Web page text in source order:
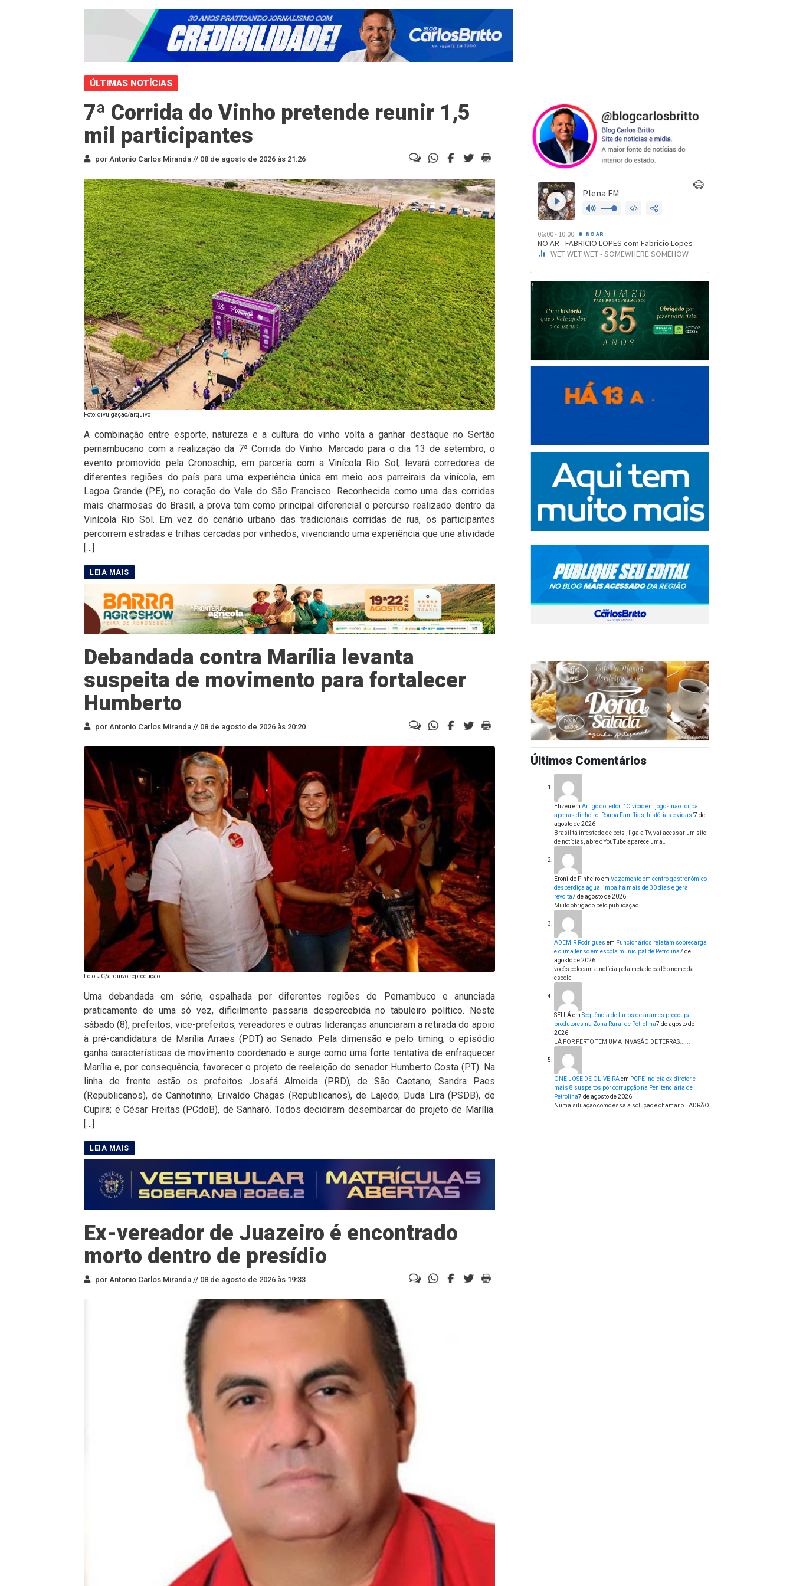
ÚLTIMAS NOTÍCIAS
7ª Corrida do Vinho pretende reunir 1,5
mil participantes
por Antonio Carlos Miranda // 08 de agosto de 2026 às 21:26
Foto: divulgação/arquivo
A combinação entre esporte, natureza e a cultura do vinho volta a ganhar destaque no Sertão
pernambucano com a realização da 7ª Corrida do Vinho. Marcado para o dia 13 de setembro, o
evento promovido pela Cronoschip, em parceria com a Vinícola Rio Sol, levará corredores de
diferentes regiões do país para uma experiência única em meio aos parreirais da vinícola, em
Lagoa Grande (PE), no coração do Vale do São Francisco. Reconhecida como uma das corridas
mais charmosas do Brasil, a prova tem como principal diferencial o percurso realizado dentro da
Vinícola Rio Sol. Em vez do cenário urbano das tradicionais corridas de rua, os participantes
percorrem estradas e trilhas cercadas por vinhedos, vivenciando uma experiência que une atividade
[…]
Debandada contra Marília levanta
suspeita de movimento para fortalecer
Humberto
por Antonio Carlos Miranda // 08 de agosto de 2026 às 20:20
Foto: JC/arquivo reprodução
Uma debandada em série, espalhada por diferentes regiões de Pernambuco e anunciada
praticamente de uma só vez, dificilmente passaria despercebida no tabuleiro político. Neste
sábado (8), prefeitos, vice-prefeitos, vereadores e outras lideranças anunciaram a retirada do apoio
à pré-candidatura de Marília Arraes (PDT) ao Senado. Pela dimensão e pelo timing, o episódio
ganha características de movimento coordenado e surge como uma forte tentativa de enfraquecer
Marília e, por consequência, favorecer o projeto de reeleição do senador Humberto Costa (PT). Na
linha de frente estão os prefeitos Josafá Almeida (PRD), de São Caetano; Sandra Paes
(Republicanos), de Canhotinho; Erivaldo Chagas (Republicanos), de Lajedo; Duda Lira (PSDB), de
Cupira; e César Freitas (PCdoB), de Sanharó. Todos decidiram desembarcar do projeto de Marília.
[…]
Ex-vereador de Juazeiro é encontrado
morto dentro de presídio
por Antonio Carlos Miranda // 08 de agosto de 2026 às 19:33
Últimos Comentários
Elizeu em Artigo do leitor: ” O vício em jogos não rouba
apenas dinheiro. Rouba Famílias, histórias e vidas”7 de
agosto de 2026
Brasil tá infestado de bets , liga a TV, vai acessar um site
de notícias, abre o YouTube aparece uma…
Eronildo Pinheiroem Vazamento em centro gastronômico
desperdiça água limpa há mais de 30 dias e gera
revolta7 de agosto de 2026
Muito obrigado pelo publicação.
ADEMIR Rodrigues em Funcionários relatam sobrecarga
e clima tenso em escola municipal de Petrolina7 de
agosto de 2026
vocês colocam a notícia pela metade cadê o nome da
escola
SEI LÁem Sequência de furtos de arames preocupa
produtores na Zona Rural de Petrolina7 de agosto de
2026
LÁ POR PERTO TEM UMA INVASÃO DE TERRAS......
ONE JOSE DE OLIVEIRAem PCPE indicia ex-diretor e
mais 8 suspeitos por corrupção na Penitenciária de
Petrolina7 de agosto de 2026
Numa situação como essa a solução é chamar o LADRÃO